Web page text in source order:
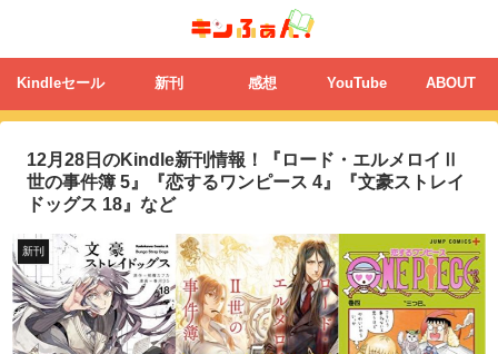
Kindleセール 新刊 感想 YouTube ABOUT
12月28日のKindle新刊情報！『ロード・エルメロイⅡ
世の事件簿 5』『恋するワンピース 4』『文豪ストレイ
ドッグス 18』など
新刊